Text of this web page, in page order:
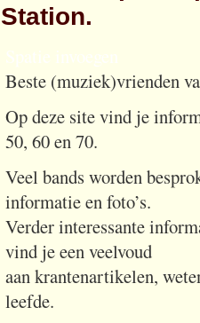
Station.
Beste (muziek)vrienden
Op deze site vind je
50, 60 en 70.
Veel bands worden
informatie en foto’s.
Verder interessante
vind je een veelvoud
aan krantenartikelen,
leefde.